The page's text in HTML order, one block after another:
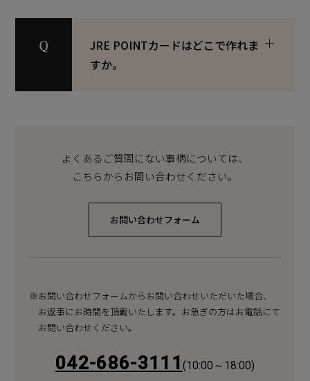
JRE POINTカードはどこで作れま
すか。
よくあるご質問にない事柄については、
こちらからお問い合わせください。
お問い合わせフォーム
※お問い合わせフォームからお問い合わせいただいた場合、
お返事にお時間を頂戴いたします。 お急ぎの方はお電話にて
お問い合わせください。
042-686-3111 (10:00～18:00)